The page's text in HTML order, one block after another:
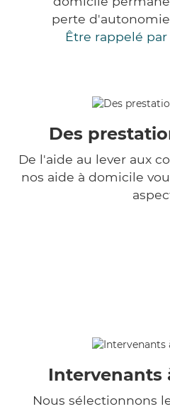
perte
Être rappelé
Des
De l'aide au lever aux
nos aide à domicile
Intervenants
Nous sélectionnons